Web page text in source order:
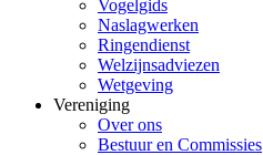
Vogelgids
Naslagwerken
Ringendienst
Welzijnsadviezen
Wetgeving
Vereniging
Over ons
Bestuur en Commissies